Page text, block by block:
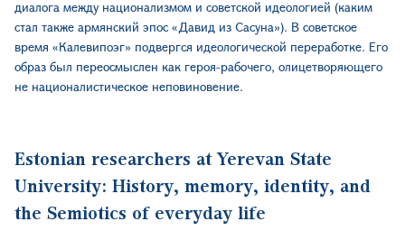
диалога между национализмом и советской идеологией (каким
стал также армянский эпос «Давид из Сасуна»). В советское
время «Калевипоэг» подвергся идеологической переработке. Его
образ был переосмыслен как героя-рабочего, олицетворяющего
не националистическое неповиновение.
Estonian researchers at Yerevan State
University: History, memory, identity, and
the Semiotics of everyday life